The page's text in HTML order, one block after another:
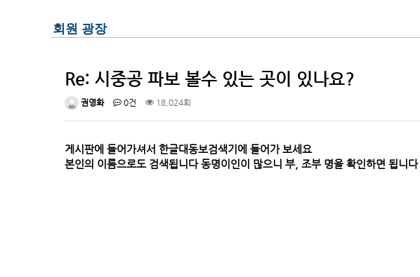
회원 광장
Re: 시중공 파보 볼수 있는 곳이 있나요?
권영화 0건 18,024회
게시판에 들어가셔서 한글대동보검색기에 들어가 보세요
본인의 이름으로도 검색됩니다 동명이인이 많으니 부, 조부 명을 확인하면 됩니다